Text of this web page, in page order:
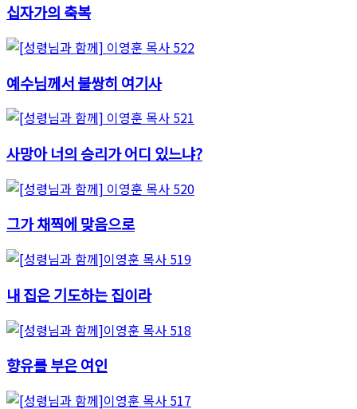
십자가의 축복
예수님께서 불쌍히 여기사
사망아 너의 승리가 어디 있느냐?
그가 채찍에 맞음으로
내 집은 기도하는 집이라
향유를 부은 여인